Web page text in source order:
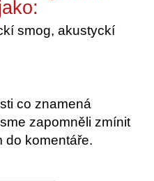
smog, akustyckí
co znamená
zapomněli zmínit
do komentáře.